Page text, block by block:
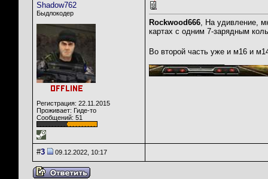
Shadow762
Быдлокодер
Регистрация: 22.11.2015
Проживает: Гиде-то
Сообщений: 51
Rockwood666, На удивление,
картах с одним 7-зарядным
Во второй часть уже и м16 и
#3 09.12.2022, 10:17